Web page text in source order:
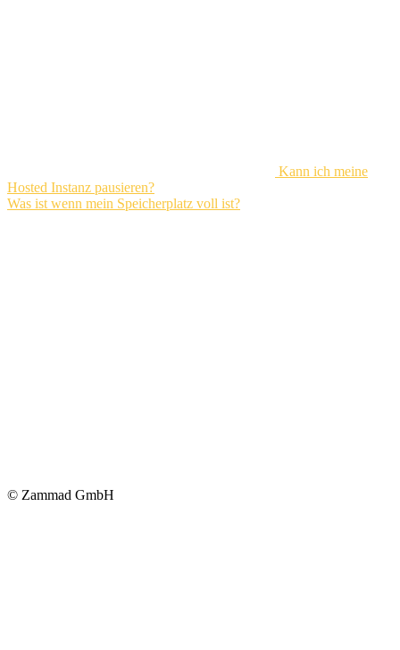
Kann ich meine
Hosted Instanz pausieren?
Was ist wenn mein Speicherplatz voll ist?
© Zammad GmbH